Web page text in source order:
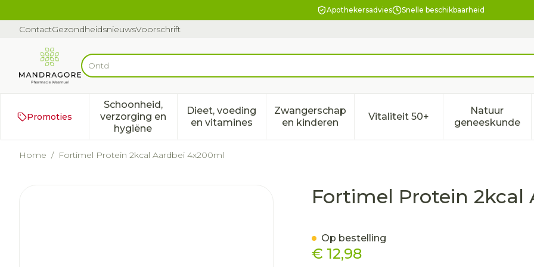
Apothekersadvies Snelle beschikbaarheid
ContactGezondheidsnieuwsVoorschrift
Product, merk, categorie...
Op zoek
Promoties
Schoonheid,
verzorging en
hygiëne
Toon submenu voor Schoonheid, verzorging en hygiëne categorie
Dieet, voeding
en vitaminesToon submenu voor Dieet, voeding en vitamines categorie
Zwangerschap
en kinderenToon submenu voor Zwangerschap en
Vitaliteit 50+Toon submenu voor
Natuur
geneeskunde
Toon
Home / Fortimel Protein 2kcal Aardbei 4x200ml
Fortimel Protein 2kcal Aardbei 4x200mlFortimel Protein 2kcal
€ 12,98
Op bestelling